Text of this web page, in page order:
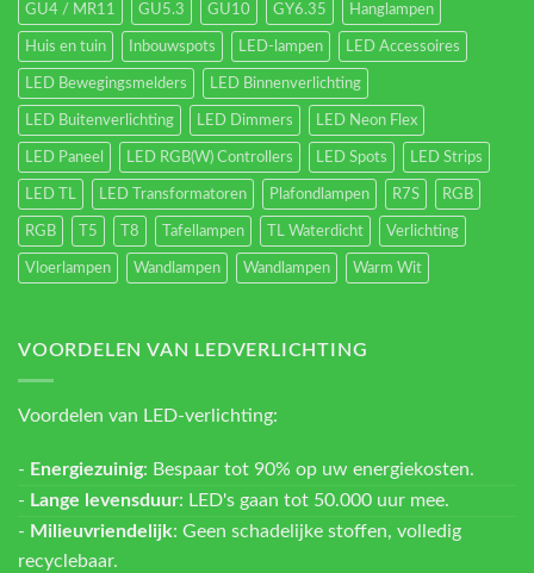
GU4 / MR11 GU5.3 GU10 GY6.35 Hanglampen
Huis en tuin Inbouwspots LED-lampen LED Accessoires
LED Bewegingsmelders LED Binnenverlichting
LED Buitenverlichting LED Dimmers LED Neon Flex
LED Paneel LED RGB(W) Controllers LED Spots LED Strips
LED TL LED Transformatoren Plafondlampen R7S RGB
RGB T5 T8 Tafellampen TL Waterdicht Verlichting
Vloerlampen Wandlampen Wandlampen Warm Wit
VOORDELEN VAN LEDVERLICHTING
Voordelen van LED-verlichting:
- Energiezuinig: Bespaar tot 90% op uw energiekosten.
- Lange levensduur: LED's gaan tot 50.000 uur mee.
- Milieuvriendelijk: Geen schadelijke stoffen, volledig
recyclebaar.